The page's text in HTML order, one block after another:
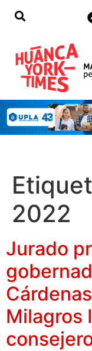
2022
Jurado
Milagros